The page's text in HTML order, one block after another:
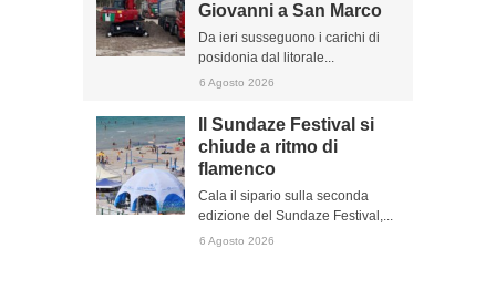
Giovanni a San Marco
Da ieri susseguono i carichi di
posidonia dal litorale...
6 Agosto 2026
Il Sundaze Festival si
chiude a ritmo di
flamenco
Cala il sipario sulla seconda
edizione del Sundaze Festival,...
6 Agosto 2026